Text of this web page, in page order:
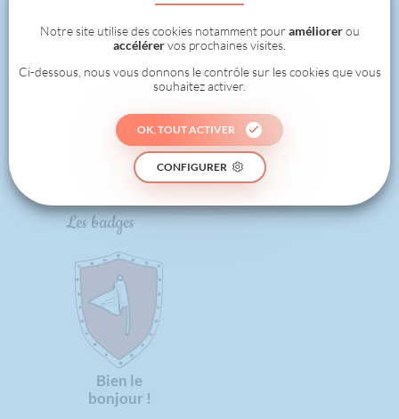
1
0
RÉALISÉ
Les badges
Bien le
bonjour !
Notre site utilise des cookies notamment pour améliorerou
accélérervos prochaines visites.
Ci-dessous, nous vous donnons le contrôle sur les cookies que vous
souhaitez activer.
OK, TOUT ACTIVER
CONFIGURER